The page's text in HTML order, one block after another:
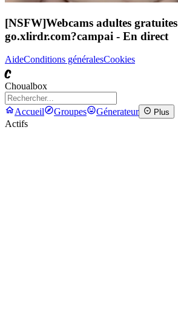
[NSFW]Webcams adultes gratuites
go.xlirdr.com?campai - En direct
AideConditions généralesCookies
C
Choualbox
Accueil Groupes Génerateur Plus
Actifs